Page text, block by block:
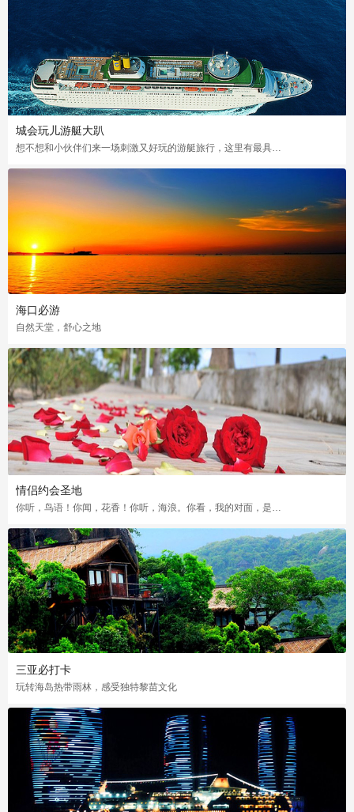
城会玩儿游艇大趴
想不想和小伙伴们来一场刺激又好玩的游艇旅行，这里有最具特色的游艇大趴
海口必游
自然天堂，舒心之地
情侣约会圣地
三亚必打卡
玩转海岛热带雨林，感受独特黎苗文化